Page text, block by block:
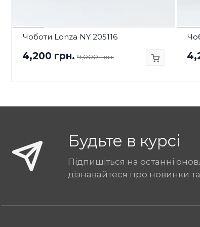
Чоботи Lonza NY 205116
4,200 грн. 9,000 грн.
Будьте в курсі
Підпишіться на останні
дізнавайтеся про новинки